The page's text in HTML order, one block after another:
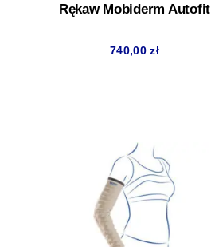
Rękaw Mobiderm Autofit
740,00zł